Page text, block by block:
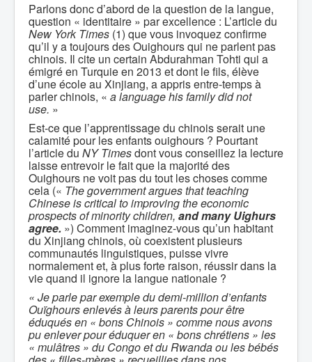
Parlons donc d’abord de la question de la langue,
question « identitaire » par excellence : L’article du
New York Times (1) que vous invoquez confirme
qu’il y a toujours des Ouighours qui ne parlent pas
chinois. Il cite un certain Abdurahman Tohti qui a
émigré en Turquie en 2013 et dont le fils, élève
d’une école au Xinjiang, a appris entre-temps à
parler chinois, « a language his family did not
use. »
Est-ce que l’apprentissage du chinois serait une
calamité pour les enfants ouighours ? Pourtant
l’article du NY Timesdont vous conseillez la lecture
laisse entrevoir le fait que la majorité des
Ouighours ne voit pas du tout les choses comme
cela (« The government argues that teaching
Chinese is critical to improving the economic
prospects of minority children,and many Uighurs
agree. ») Comment imaginez-vous qu’un habitant
du Xinjiang chinois, où coexistent plusieurs
communautés linguistiques, puisse vivre
normalement et, à plus forte raison, réussir dans la
vie quand il ignore la langue nationale ?
« Je parle par exemple du demi-million d’enfants
Ouïghours enlevés à leurs parents pour être
éduqués en « bons Chinois » comme nous avons
pu enlever pour éduquer en « bons chrétiens » les
« mulâtres » du Congo et du Rwanda ou les bébés